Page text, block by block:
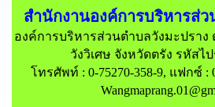
สำนักงานองค์การบริหารส่ว
องค์การบริหารส่วนตำบลวังมะปราง
วังวิเศษ จังหวัดตรัง รหัสไ
โทรศัพท์ : 0-75270-358-9, แฟกซ์ :